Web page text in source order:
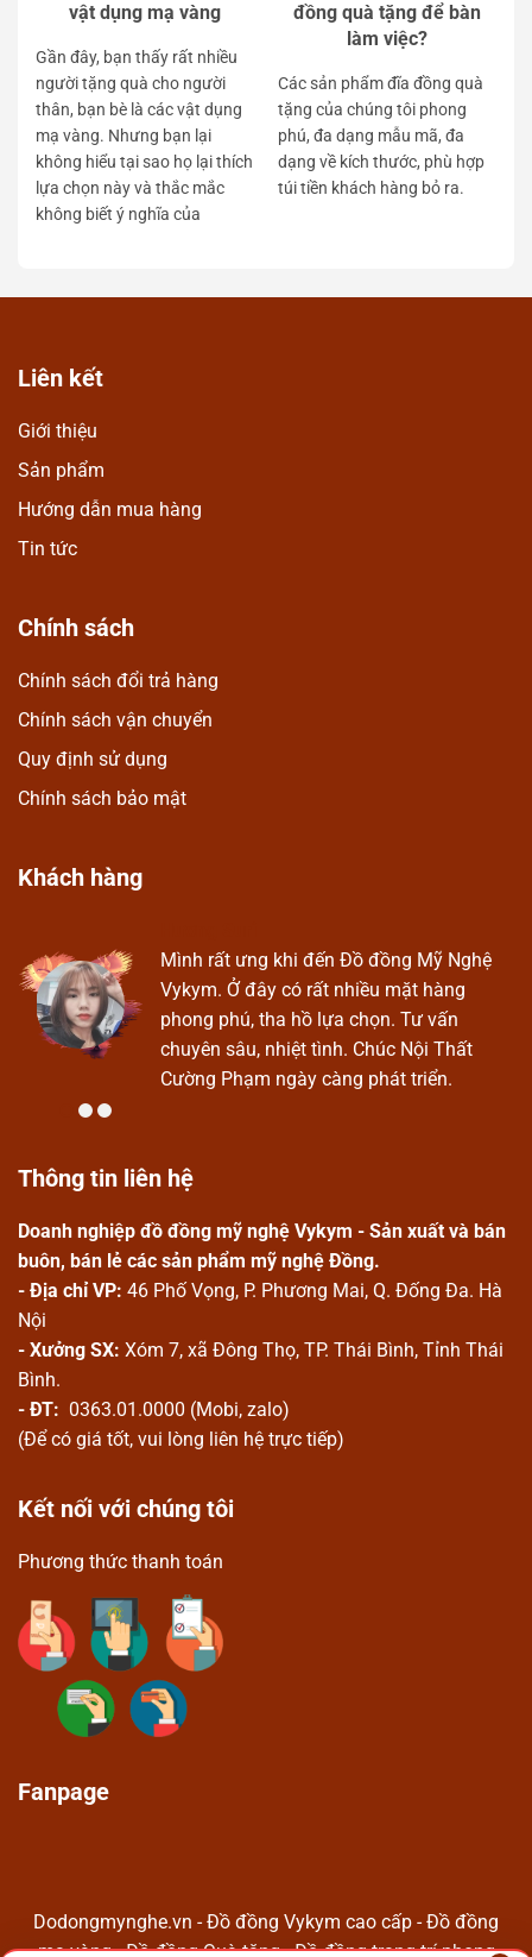
vật dụng mạ vàng
Gần đây, bạn thấy rất nhiều
người tặng quà cho người
thân, bạn bè là các vật dụng
mạ vàng. Nhưng bạn lại
không hiểu tại sao họ lại thích
lựa chọn này và thắc mắc
không biết ý nghĩa của
đồng quà tặng để bàn
làm việc?
Các sản phẩm đĩa đồng quà
tặng của chúng tôi phong
phú, đa dạng mẫu mã, đa
dạng về kích thước, phù hợp
túi tiền khách hàng bỏ ra.
Liên kết
Giới thiệu
Sản phẩm
Hướng dẫn mua hàng
Tin tức
Chính sách
Chính sách đổi trả hàng
Chính sách vận chuyển
Quy định sử dụng
Chính sách bảo mật
Khách hàng
Mình rất ưng khi đến Đồ đồng Mỹ Nghệ
Vykym. Ở đây có rất nhiều mặt hàng
phong phú, tha hồ lựa chọn. Tư vấn
chuyên sâu, nhiệt tình. Chúc Nội Thất
Cường Phạm ngày càng phát triển.
Thông tin liên hệ
Doanh nghiệp đồ đồng mỹ nghệ Vykym - Sản xuất và bán
buôn, bán lẻ các sản phẩm mỹ nghệ Đồng.
- Địa chỉ VP: 46 Phố Vọng, P. Phương Mai, Q. Đống Đa. Hà
Nội
- Xưởng SX: Xóm 7, xã Đông Thọ, TP. Thái Bình, Tỉnh Thái
Bình.
- ĐT: 0363.01.0000 (Mobi, zalo)
(Để có giá tốt, vui lòng liên hệ trực tiếp)
Kết nối với chúng tôi
Phương thức thanh toán
Fanpage
Dodongmynghe.vn - Đồ đồng Vykym cao cấp - Đồ đồng
mạ vàng - Đồ đồng Quà tặng - Đồ đồng trang trí phong